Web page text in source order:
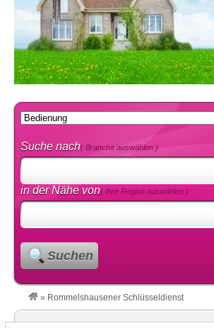
Suche nach( Branche auswählen )
in der Nähe von( Ihre Region auswählen )
Suchen
» Rommelshausener Schlüsseldienst